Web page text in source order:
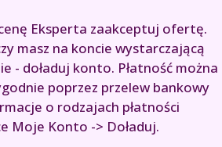
Eksperta zaakceptuj ofertę.
masz na koncie wystarczającą
- doładuj konto. Płatność można
poprzez przelew bankowy
o rodzajach płatności
Moje Konto -> Doładuj.